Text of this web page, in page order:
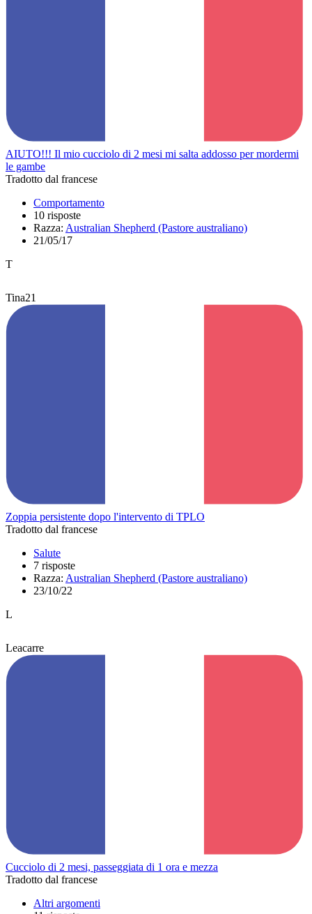
AIUTO!!! Il mio cucciolo di 2 mesi mi salta addosso per mordermi
le gambe
Tradotto dal francese
Comportamento
10 risposte
Razza: Australian Shepherd (Pastore australiano)
21/05/17
T
Tina21
Zoppia persistente dopo l'intervento di TPLO
Tradotto dal francese
Salute
7 risposte
Razza: Australian Shepherd (Pastore australiano)
23/10/22
L
Leacarre
Cucciolo di 2 mesi, passeggiata di 1 ora e mezza
Tradotto dal francese
Altri argomenti